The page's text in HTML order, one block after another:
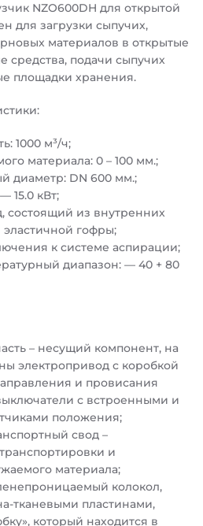
NZO600DH для открытой
для загрузки сыпучих,
материалов в открытые
средства, подачи сыпучих
площадки хранения.
1000 м³/ч;
материала: 0 – 100 мм.;
диаметр: DN 600 мм.;
15.0 кВт;
состоящий из внутренних
гофры;
к системе аспирации;
диапазон: — 40 + 80
– несущий компонент, на
электропривод с коробкой
и провисания
с встроенными и
положения;
свод –
и
материала;
колокол,
тканевыми пластинами,
который находится в